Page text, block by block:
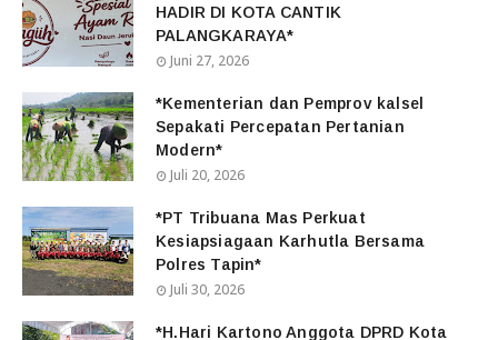
HADIR DI KOTA CANTIK
PALANGKARAYA*
Juni 27, 2026
*Kementerian dan Pemprov kalsel
Sepakati Percepatan Pertanian
Modern*
Juli 20, 2026
*PT Tribuana Mas Perkuat
Kesiapsiagaan Karhutla Bersama
Polres Tapin*
Juli 30, 2026
*H.Hari Kartono Anggota DPRD Kota